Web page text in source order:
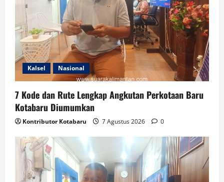
Kalsel Nasional
7 Kode dan Rute Lengkap Angkutan Perkotaan Baru
Kotabaru Diumumkan
Kontributor Kotabaru 7 Agustus 2026 0